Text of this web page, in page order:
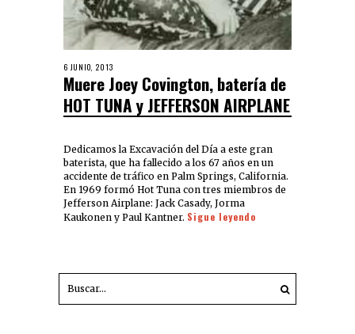
6 JUNIO, 2013
Muere Joey Covington, batería de
HOT TUNA y JEFFERSON AIRPLANE
Dedicamos la Excavación del Día a este gran
baterista, que ha fallecido a los 67 años en un
accidente de tráfico en Palm Springs, California.
En 1969 formó Hot Tuna con tres miembros de
Jefferson Airplane: Jack Casady, Jorma
Kaukonen y Paul Kantner. Sigue leyendo